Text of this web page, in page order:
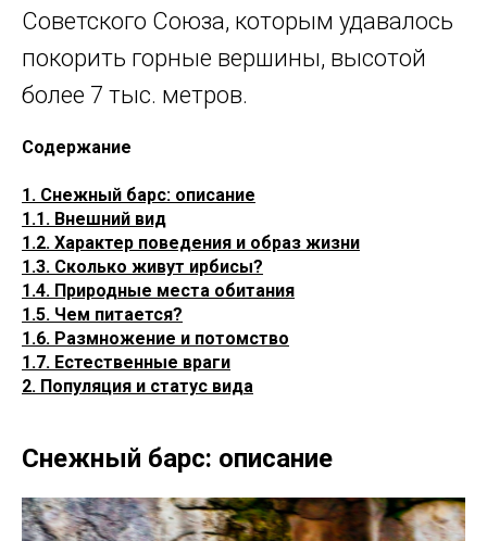
Советского Союза, которым удавалось
покорить горные вершины, высотой
более 7 тыс. метров.
Содержание
1. Снежный барс: описание
1.1. Внешний вид
1.2. Характер поведения и образ жизни
1.3. Сколько живут ирбисы?
1.4. Природные места обитания
1.5. Чем питается?
1.6. Размножение и потомство
1.7. Естественные враги
2. Популяция и статус вида
Снежный барс: описание